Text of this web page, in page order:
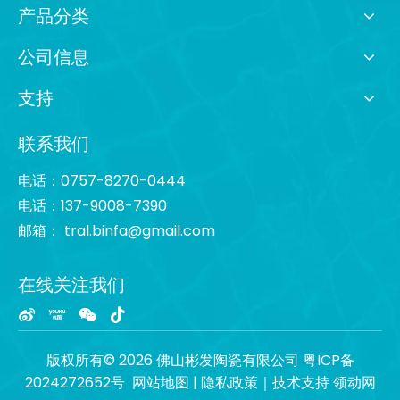
产品分类
公司信息
支持
联系我们
电话：0757-8270-0444
电话：137-9008-7390
邮箱： tral.binfa@gmail.com
在线关注我们
版权所有© 2026佛山彬发陶瓷有限公司 粤ICP备
2024272652号 网站地图 | 隐私政策｜技术支持领动网